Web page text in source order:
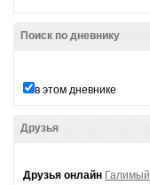
Поиск по дневнику
в этом дневнике
Друзья
Друзья онлайн Галимый